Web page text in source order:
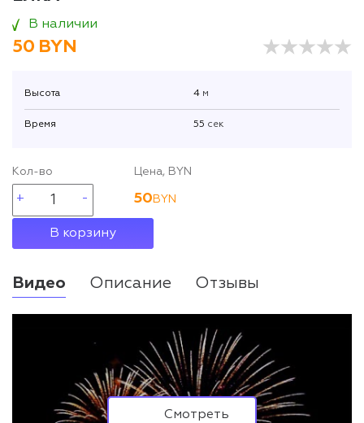
В наличии
50 BYN
Высота 4 м
Время 55 сек
Кол-во Цена, BYN
50 BYN
В корзину
Видео Описание Отзывы
Смотреть